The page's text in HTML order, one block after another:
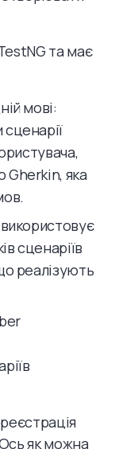
та має
мові:
Gherkin, яка
сценаріїв
реалізують
як можна